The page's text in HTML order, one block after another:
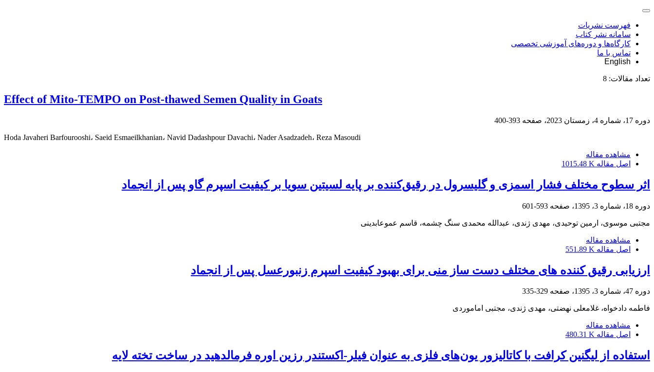
فهرست نشریات
سامانه نشر کتاب
کارگاه‌ها و دوره‌های آموزشی تخصصی
تماس با ما
English
تعداد مقالات: 8
Effect of Mito-TEMPO on Post-thawed Semen Quality in Goats
دوره 17، شماره 4، زمستان 2023، صفحه 393-400
Hoda Javaheri Barfourooshi، Saeid Esmaeilkhanian، Navid Dadashpour Davachi، Nader Asadzadeh، Reza Masoudi
مشاهده مقاله
اصل مقاله 1015.48 K
اثر سطوح مختلف فشار اسمزی و گلیسرول در رقیق‌کننده بر پایه لسیتین سویا بر کیفیت اسپرم گاو پس از انجماد
دوره 18، شماره 3، 1395، صفحه 593-601
مجتبی موسوی، ارمین توحیدی، مهدی ژندی، عبدالله محمدی سنگ چشمه، قاسم عموعابدینی
مشاهده مقاله
اصل مقاله 551.89 K
ارزیابی رقیق کننده های مختلف دست ساز منی برای بهبود کیفیت اسپرم زنبورعسل پس از انجماد
دوره 47، شماره 3، 1395، صفحه 329-335
فاطمه دادخواه، غلامعلی نهضتی، مهدی ژندی، مجتبی اماموردی
مشاهده مقاله
اصل مقاله 480.31 K
استفاده از لیگنین کرافت با کاتالیزور یون‌های فلزی به عنوان فیلر-اکستندر رزین اوره فرمالدهید در ساخت تخته لایه